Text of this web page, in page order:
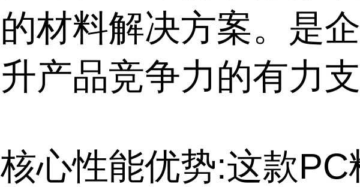
的材料解决方案。是
升产品竞争力的有力
核心性能优势:这款PC